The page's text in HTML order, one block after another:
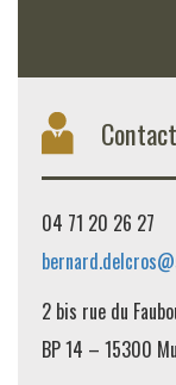
04 71 20 26 27
2 bis rue du
BP 14 – 15300